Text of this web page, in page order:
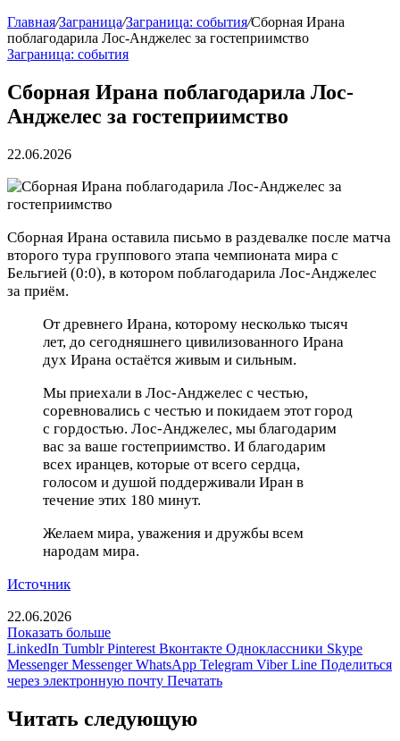
Главная/Заграница/Заграница: события/Сборная Ирана
поблагодарила Лос-Анджелес за гостеприимство
Заграница: события
Сборная Ирана поблагодарила Лос-
Анджелес за гостеприимство
22.06.2026
Сборная Ирана оставила письмо в раздевалке после матча
второго тура группового этапа чемпионата мира с
Бельгией (0:0), в котором поблагодарила Лос-Анджелес
за приём.
От древнего Ирана, которому несколько тысяч
лет, до сегодняшнего цивилизованного Ирана
дух Ирана остаётся живым и сильным.
Мы приехали в Лос-Анджелес с честью,
соревновались с честью и покидаем этот город
с гордостью. Лос-Анджелес, мы благодарим
вас за ваше гостеприимство. И благодарим
всех иранцев, которые от всего сердца,
голосом и душой поддерживали Иран в
течение этих 180 минут.
Желаем мира, уважения и дружбы всем
народам мира.
Источник
22.06.2026
Показать больше
LinkedIn Tumblr Pinterest Вконтакте Одноклассники Skype
Messenger Messenger WhatsApp Telegram Viber Line Поделиться
через электронную почту Печатать
Читать следующую